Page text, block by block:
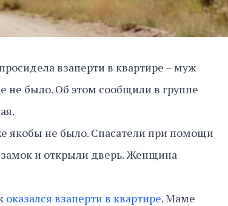
взаперти в квартире – муж
не было. Об этом сообщили в группе
якобы не было. Спасатели при помощи
и открыли дверь. Женщина
оказался взаперти в квартире. Маме